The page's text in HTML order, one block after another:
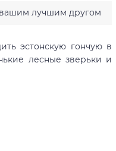
вашим лучшим другом
эстонскую гончую в
лесные зверьки и